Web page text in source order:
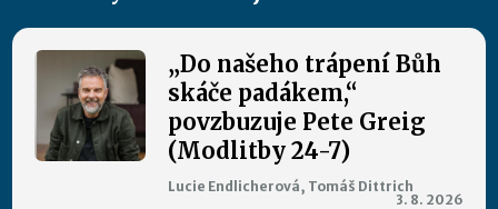
„Do našeho trápení Bůh
skáče padákem,“
povzbuzuje Pete Greig
(Modlitby 24-7)
Lucie Endlicherová, Tomáš Dittrich
3. 8. 2026